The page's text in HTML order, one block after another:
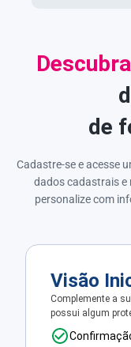
Descubra
de
Cadastre-se e acesse
dados cadastrais e
personalize com
Visão
Complemente a
possui algum